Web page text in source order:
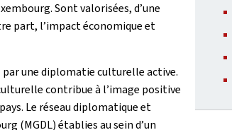
Sont valorisées, d’une
part, l’impact économique et
une diplomatie culturelle active.
contribue à l’image positive
Le réseau diplomatique et
(MGDL) établies au sein d’un